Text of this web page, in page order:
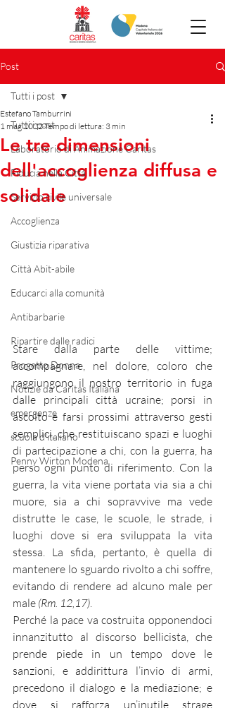
Post
Tutti i post
Laboratorio di Animazione Caritas
Fiducia nella Città
Servizio civile universale
Accoglienza
Giustizia riparativa
Città Abit-abile
Educarci alla comunità
Antibarbarie
Ripartire dalle radici
Progetto Donna
Notizie da Caritas Italiana
emergenze
scuola d'italiano
Penny Wirton Modena
Tutti i post
Le tre dimensioni
dell'accoglienza diffusa e
solidale
Estefano Tamburrini
1 mag 2022Tempo di lettura: 3 min
Stare dalla parte delle vittime;
accompagnare, nel dolore, coloro che
raggiungono il nostro territorio in fuga
dalle principali città ucraine; porsi in
ascolto e farsi prossimi attraverso gesti
semplici, che restituiscano spazi e luoghi
di partecipazione a chi, con la guerra, ha
perso ogni punto di riferimento. Con la
guerra, la vita viene portata via sia a chi
muore, sia a chi sopravvive ma vede
distrutte le case, le scuole, le strade, i
luoghi dove si era sviluppata la vita
stessa. La sfida, pertanto, è quella di
mantenere lo sguardo rivolto a chi soffre,
evitando di rendere ad alcuno male per
male (Rm. 12,17).
Perché la pace va costruita opponendoci
innanzitutto al discorso bellicista, che
prende piede in un tempo dove le
sanzioni, e addirittura l’invio di armi,
precedono il dialogo e la mediazione; e
dove si rafforza un’inutile strage